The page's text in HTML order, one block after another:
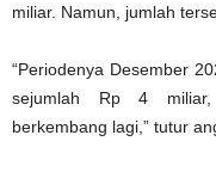
miliar. Namun, jumlah
“Periodenya Desember
sejumlah Rp 4 miliar,
berkembang lagi,” tutur